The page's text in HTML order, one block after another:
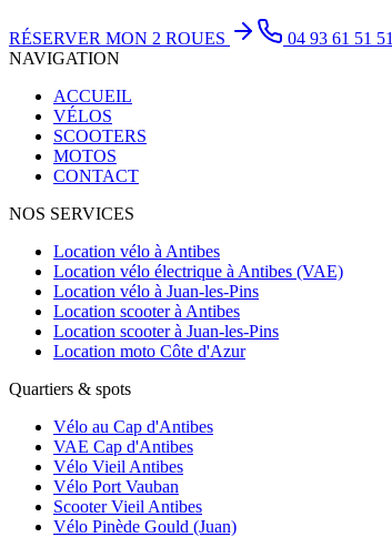
RÉSERVER MON 2 ROUES
04 93 61 51 51
NAVIGATION
ACCUEIL
VÉLOS
SCOOTERS
MOTOS
CONTACT
NOS SERVICES
Location vélo à Antibes
Location vélo électrique à Antibes (VAE)
Location vélo à Juan-les-Pins
Location scooter à Antibes
Location scooter à Juan-les-Pins
Location moto Côte d'Azur
Quartiers & spots
Vélo au Cap d'Antibes
VAE Cap d'Antibes
Vélo Vieil Antibes
Vélo Port Vauban
Scooter Vieil Antibes
Vélo Pinède Gould (Juan)